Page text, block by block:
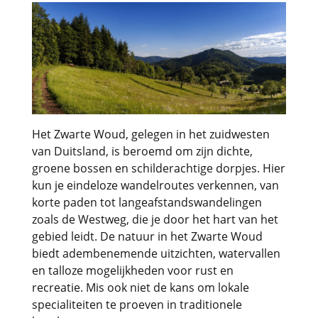
Het Zwarte Woud, gelegen in het zuidwesten
van Duitsland, is beroemd om zijn dichte,
groene bossen en schilderachtige dorpjes. Hier
kun je eindeloze wandelroutes verkennen, van
korte paden tot langeafstandswandelingen
zoals de Westweg, die je door het hart van het
gebied leidt. De natuur in het Zwarte Woud
biedt adembenemende uitzichten, watervallen
en talloze mogelijkheden voor rust en
recreatie. Mis ook niet de kans om lokale
specialiteiten te proeven in traditionele